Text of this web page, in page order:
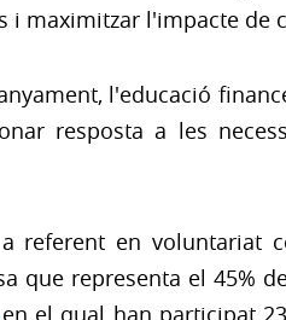
i maximitzar l'impacte de
l'educació
resposta a les
referent en voluntariat
que representa el 45%
el qual han participat